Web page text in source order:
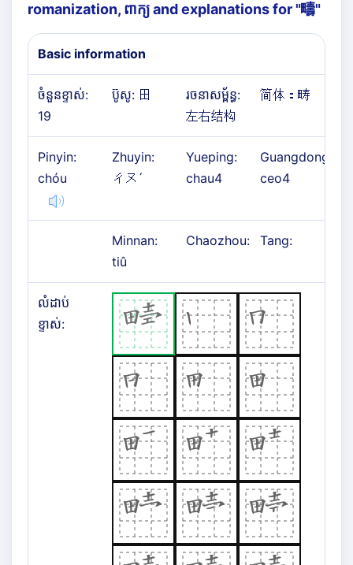
romanization, ពាក្យ and explanations for "疇"
Basic information
ចំនួនខ្ទាស់:
19
ប៊ូសូ: 田
រចនាសម្ព័ន្ធ:
左右结构
简体： 畴
Pinyin:
chóu
Zhuyin:
ㄔㄡˊ
Yueping:
chau4
Guangdong:
ceo4
Minnan:
tiû
Chaozhou: Tang:
លំដាប់
ខ្ទាស់: